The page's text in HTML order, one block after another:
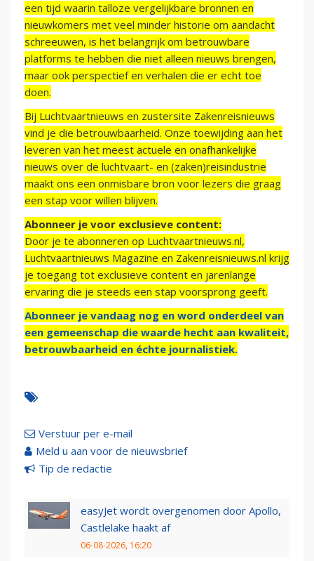
een tijd waarin talloze vergelijkbare bronnen en
nieuwkomers met veel minder historie om aandacht
schreeuwen, is het belangrijk om betrouwbare
platforms te hebben die niet alleen nieuws brengen,
maar ook perspectief en verhalen die er echt toe
doen.
Bij Luchtvaartnieuws en zustersite Zakenreisnieuws
vind je die betrouwbaarheid. Onze toewijding aan het
leveren van het meest actuele en onafhankelijke
nieuws over de luchtvaart- en (zaken)reisindustrie
maakt ons een onmisbare bron voor lezers die graag
een stap voor willen blijven.
Abonneer je voor exclusieve content:
Door je te abonneren op Luchtvaartnieuws.nl,
Luchtvaartnieuws Magazine en Zakenreisnieuws.nl krijg
je toegang tot exclusieve content en jarenlange
ervaring die je steeds een stap voorsprong geeft.
Abonneer je vandaag nog en word onderdeel van
een gemeenschap die waarde hecht aan kwaliteit,
betrouwbaarheid en échte journalistiek.
Verstuur per e-mail
Meld u aan voor de nieuwsbrief
Tip de redactie
easyJet wordt overgenomen door Apollo,
Castlelake haakt af
06-08-2026, 16:20